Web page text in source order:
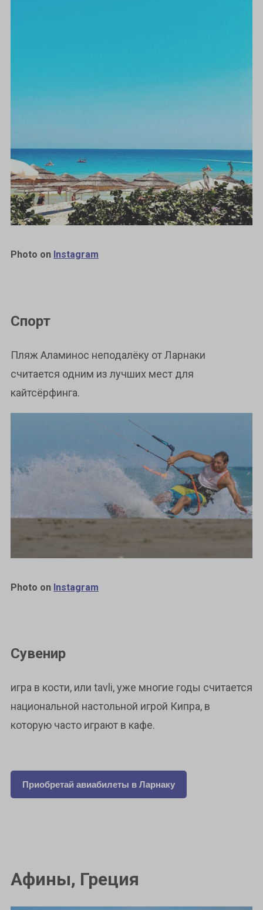
Photo on Instagram
Спорт
Пляж Аламинос неподалёку от Ларнаки
считается одним из лучших мест для
кайтсёрфинга.
Photo on Instagram
Сувенир
игра в кости, или tavli, уже многие годы считается
национальной настольной игрой Кипра, в
которую часто играют в кафе.
Приобретай авиабилеты в Ларнаку
Афины, Греция